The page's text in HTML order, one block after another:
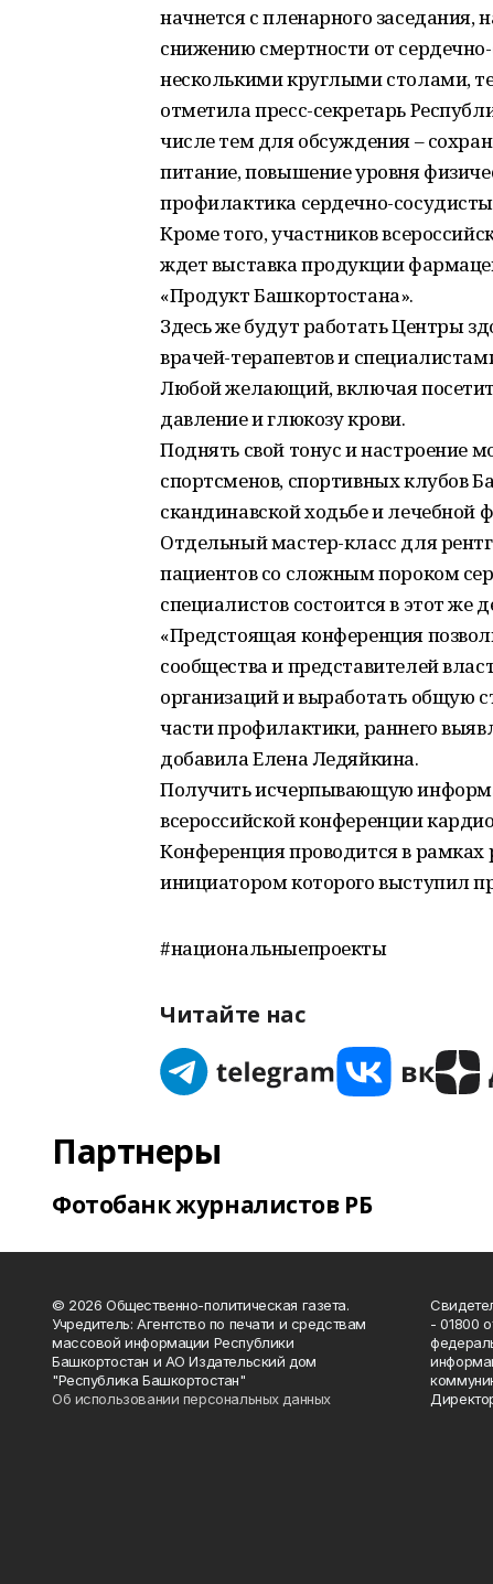
начнется с пленарного заседания,
снижению смертности от
несколькими круглыми столами,
отметила пресс-секретарь
числе тем для обсуждения –
питание, повышение уровня
профилактика сердечно-
Кроме того, участников
ждет выставка продукции
«Продукт Башкортостана».
Здесь же будут работать Центры
врачей-терапевтов и
Любой желающий, включая
давление и глюкозу крови.
Поднять свой тонус и настроение
спортсменов, спортивных клубов
скандинавской ходьбе и
Отдельный мастер-класс для
пациентов со сложным пороком
специалистов состоится в этот же
«Предстоящая конференция
сообщества и представителей
организаций и выработать общую
части профилактики, раннего
добавила Елена Ледяйкина.
Получить исчерпывающую
всероссийской конференции
Конференция проводится в рамках
инициатором которого выступил
#национальныепроекты
Читайте нас
Партнеры
Фотобанк журналистов РБ
© 2026 Общественно-политическая газета.
Учредитель: Агентство по печати и средствам
массовой информации Республики
Башкортостан и АО Издательский дом
"Республика Башкортостан"
Об использовании персональных данных
- 01800